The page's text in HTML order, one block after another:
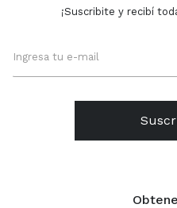
¡Suscribite y recibí